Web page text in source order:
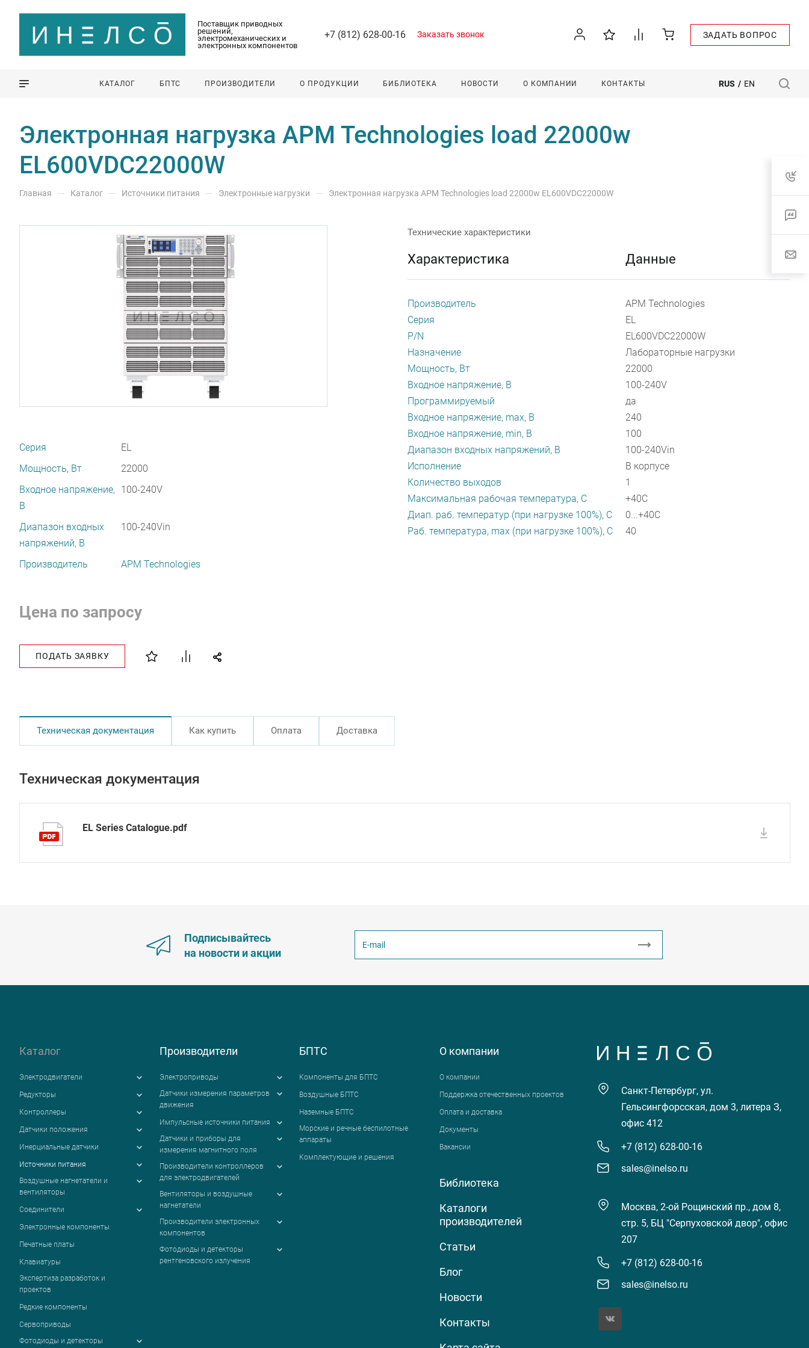
Поставщик приводных
решений,
электромеханических и
электронных компонентов
+7 (812) 628-00-16 Заказать звонок ЗАДАТЬ ВОПРОС
КАТАЛОГ БПТС ПРОИЗВОДИТЕЛИ О ПРОДУКЦИИ БИБЛИОТЕКА НОВОСТИ О КОМПАНИИ КОНТАКТЫ RUS / EN
Электронная нагрузка APM Technologies load 22000w
EL600VDC22000W
Главная — Каталог — Источники питания — Электронные нагрузки — Электронная нагрузка APM Technologies load 22000w EL600VDC22000W
Серия
EL
Мощность, Вт
22000
Входное напряжение,
В
100-240V
Диапазон входных
напряжений, В
100-240Vin
Производитель APM Technologies
Цена по запросу
ПОДАТЬ ЗАЯВКУ
Технические характеристики
Характеристика Данные
Производитель
APM Technologies
Серия
EL
P/N
EL600VDC22000W
Назначение
Лабораторные нагрузки
Мощность, Вт
22000
Входное напряжение, В
100-240V
Программируемый
да
Входное напряжение, max, В
240
Входное напряжение, min, В
100
Диапазон входных напряжений, В
100-240Vin
Исполнение
В корпусе
Количество выходов
1
Максимальная рабочая температура, C
+40C
Диап. раб. температур (при нагрузке 100%), C
0...+40C
Раб. температура, max (при нагрузке 100%), C
40
Техническая документация Как купить Оплата Доставка
Техническая документация
EL Series Catalogue.pdf
Подписывайтесь
на новости и акции
Каталог
Электродвигатели
Редукторы
Контроллеры
Датчики положения
Инерциальные датчики
Источники питания
Воздушные нагнетатели и
вентиляторы
Соединители
Электронные компоненты
Печатные платы
Клавиатуры
Экспертиза разработок и
проектов
Редкие компоненты
Сервоприводы
Фотодиоды и детекторы
Производители
Электроприводы
Датчики измерения параметров
движения
Импульсные источники питания
Датчики и приборы для
измерения магнитного поля
Производители контроллеров
для электродвигателей
Вентиляторы и воздушные
нагнетатели
Производители электронных
компонентов
Фотодиоды и детекторы
рентгеновского излучения
БПТС
Компоненты для БПТС
Воздушные БПТС
Наземные БПТС
Морские и речные беспилотные
аппараты
Комплектующие и решения
О компании
О компании
Поддержка отечественных проектов
Оплата и доставка
Документы
Вакансии
Библиотека
Каталоги
производителей
Статьи
Блог
Новости
Контакты
Санкт-Петербург, ул.
Гельсингфорсская, дом 3, литера З,
офис 412
+7 (812) 628-00-16
sales@inelso.ru
Москва, 2-ой Рощинский пр., дом 8,
стр. 5, БЦ "Серпуховской двор", офис
207
+7 (812) 628-00-16
sales@inelso.ru